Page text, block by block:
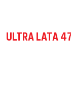
ULTRA LATA